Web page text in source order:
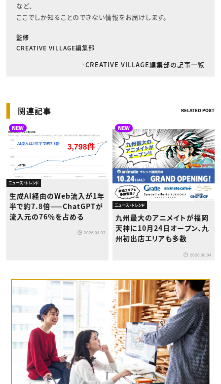
など、
ここでしか知ることのできない情報をお届けします。
監修
CREATIVE VILLAGE編集部
CREATIVE VILLAGE編集部の記事一覧
関連記事 RELATED POST
NEW
ニュース・トレンド
生成AI経由のWeb流入が1年
半で約7.8倍——ChatGPTが
流入元の76％を占める
2026.08.07
NEW
ニュース・トレンド
九州最大のアニメイトが福岡
天神に10月24日オープン、九
州初出店エリアも多数
2026.08.04